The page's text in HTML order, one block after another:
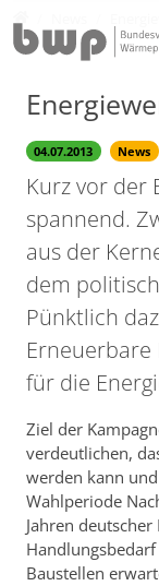
04.07.2013 News
Kurz vor der
spannend.
aus der
dem
Pünktlich
Erneuerbare
für die
Ziel der
verdeutlichen,
werden kann
Wahlperiode
Jahren
Baustellen